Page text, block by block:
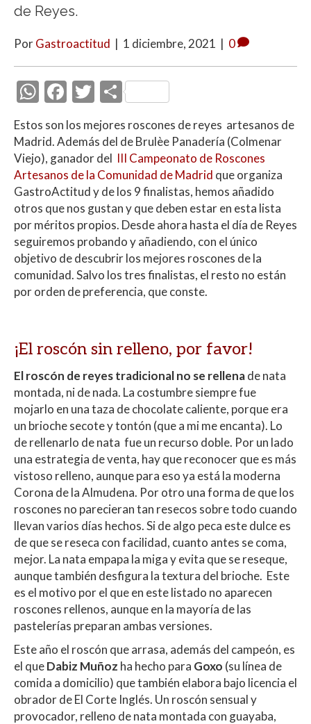
de Reyes.
PorGastroactitud | 1 diciembre, 2021 | 0
W
at
s
A
p
p
F
ac
e
b
o
o
k
T
w
itt
er
C
m
p
ar
ti
r
Estos son los mejores roscones de reyes artesanos de
Madrid. Además del de Brulèe Panadería (Colmenar
Viejo), ganador del III Campeonato de Roscones
Artesanos de la Comunidad de Madrid que organiza
GastroActitud y de los 9 finalistas, hemos añadido
otros que nos gustan y que deben estar en esta lista
por méritos propios. Desde ahora hasta el día de Reyes
seguiremos probando y añadiendo, con el único
objetivo de descubrir los mejores roscones de la
comunidad. Salvo los tres finalistas, el resto no están
por orden de preferencia, que conste.
¡El roscón sin relleno, por favor!
El roscón de reyes tradicional no se rellenade nata
montada, ni de nada. La costumbre siempre fue
mojarlo en una taza de chocolate caliente, porque era
un brioche secote y tontón (que a mi me encanta). Lo
de rellenarlo de nata fue un recurso doble. Por un lado
una estrategia de venta, hay que reconocer que es más
vistoso relleno, aunque para eso ya está la moderna
Corona de la Almudena. Por otro una forma de que los
roscones no parecieran tan resecos sobre todo cuando
llevan varios días hechos. Si de algo peca este dulce es
de que se reseca con facilidad, cuanto antes se coma,
mejor. La nata empapa la miga y evita que se reseque,
aunque también desfigura la textura del brioche. Este
es el motivo por el que en este listado no aparecen
roscones rellenos, aunque en la mayoría de las
pastelerías preparan ambas versiones.
Este año el roscón que arrasa, además del campeón, es
el queDabiz Muñoz ha hecho para Goxo (su línea de
comida a domicilio) que también elabora bajo licencia el
obrador de El Corte Inglés. Un roscón sensual y
provocador, relleno de nata montada con guayaba,